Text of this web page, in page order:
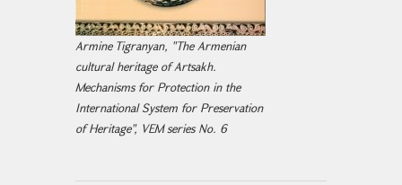
Armine Tigranyan, "The Armenian
cultural heritage of Artsakh.
Mechanisms for Protection in the
International System for Preservation
of Heritage", VEM series No. 6